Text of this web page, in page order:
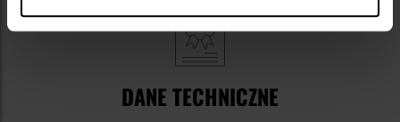
DANE TECHNICZNE